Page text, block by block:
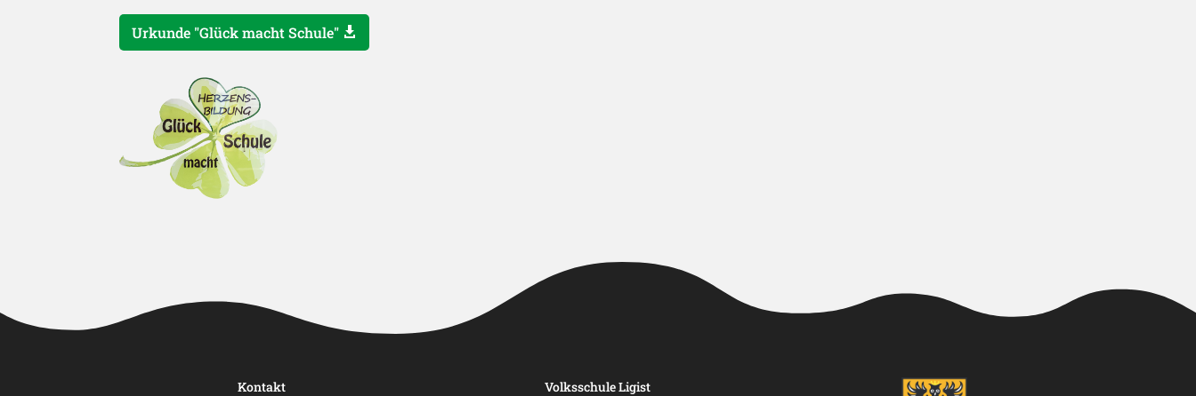
Urkunde "Glück macht Schule"
Kontakt Volksschule Ligist